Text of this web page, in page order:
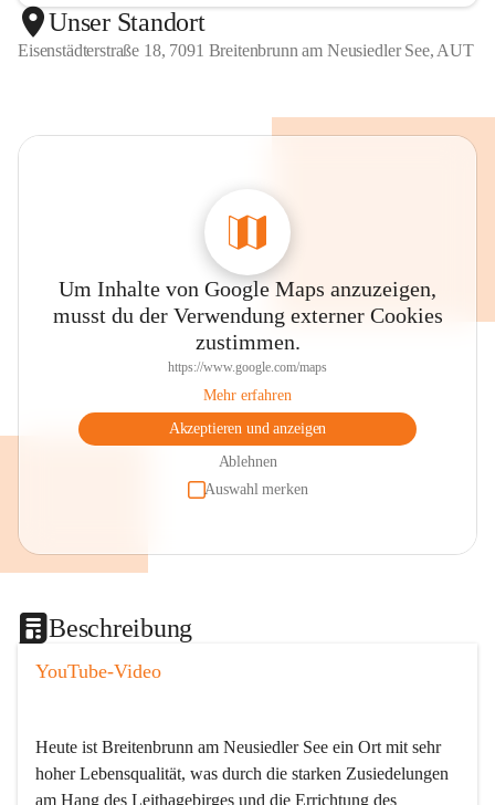
Unser Standort
Eisenstädterstraße 18, 7091 Breitenbrunn am Neusiedler See, AUT
Um Inhalte von Google Maps anzuzeigen,
musst du der Verwendung externer Cookies
zustimmen.
https://www.google.com/maps
Mehr erfahren
Akzeptieren und anzeigen
Ablehnen
Auswahl merken
Beschreibung
YouTube-Video
Heute ist Breitenbrunn am Neusiedler See ein Ort mit sehr
hoher Lebensqualität, was durch die starken Zusiedelungen
am Hang des Leithagebirges und die Errichtung des